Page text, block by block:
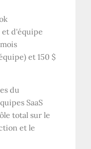
et d'équipe
et 150 $
du
SaaS
total sur le
et le